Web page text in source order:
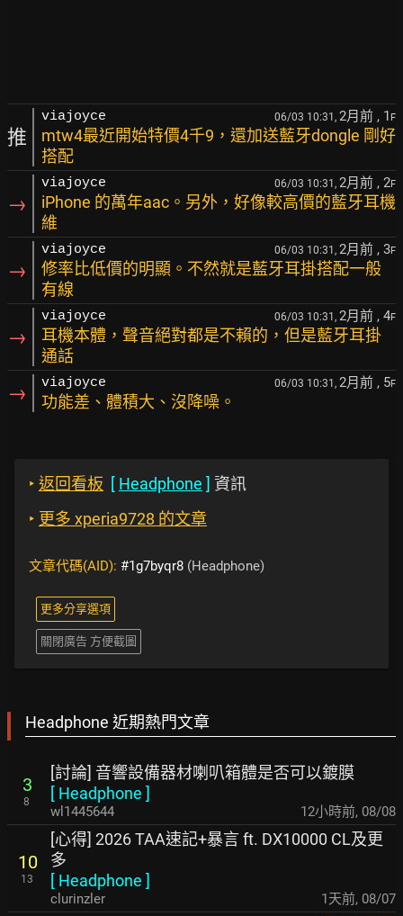
推
viajoyce 06/03 10:31, 2月前 , 1 F
mtw4最近開始特價4千9，還加送藍牙dongle 剛好
搭配
→
viajoyce 06/03 10:31, 2月前 , 2F
iPhone 的萬年aac。另外，好像較高價的藍牙耳機
維
→
viajoyce 06/03 10:31, 2月前 , 3F
修率比低價的明顯。不然就是藍牙耳掛搭配一般
有線
→
viajoyce 06/03 10:31, 2月前 , 4F
耳機本體，聲音絕對都是不賴的，但是藍牙耳掛
通話
→ viajoyce 06/03 10:31, 2月前 , 5F
功能差、體積大、沒降噪。
‣ 返回看板 [ Headphone ] 資訊
‣ 更多 xperia9728 的文章
文章代碼(AID): #1g7byqr8 (Headphone)
更多分享選項
關閉廣告 方便截圖
Headphone 近期熱門文章
3
8
[討論] 音響設備器材喇叭箱體是否可以鍍膜
[ Headphone ]
wl1445644 12小時前, 08/08
10
13
[心得] 2026 TAA速記+暴言 ft. DX10000 CL及更
多
[ Headphone ]
clurinzler 1天前, 08/07